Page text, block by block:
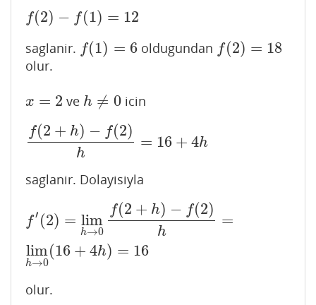
f(2) − f(1) = 12
f 2)− f(1)=12
saglanir. f(1) = 6
f(1)=6 oldugundan f(2) = 18
f(2)=18
olur.
x = 2
x= 2 ve h ≠ 0
h≠0 icin
f(2 + h) − f(2)
h
= 16 + 4h
f(2+h)−f(2)h= 16+ 4h
saglanir. Dolayisiyla
f′ (2) = lim
h→0
f(2 + h) − f(2)
h
=
lim
h→0
(16 + 4h) = 16
f′( 2)= h→ 2+h )−f 2)h =limh→
olur.